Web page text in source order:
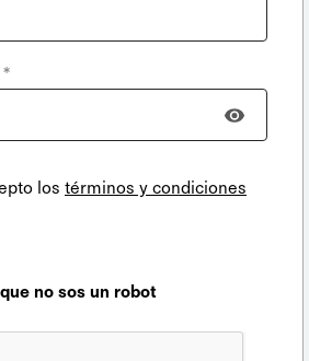
*
los términos y condiciones
no sos un robot